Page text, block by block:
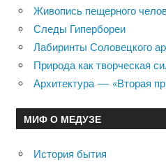
Живопись пещерного
Следы Гипербореи
Лабиринты Соловецкого
Природа как творческая
Архитектура — «Вторая
МИФ О МЕДУЗЕ
История бытия